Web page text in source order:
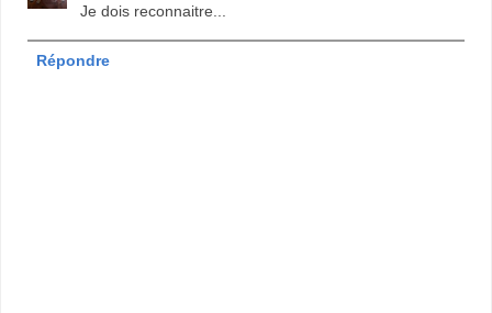
Je dois reconnaitre...
Répondre